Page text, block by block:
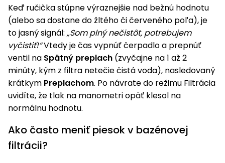
Keď ručička stúpne výraznejšie nad bežnú hodnotu
(alebo sa dostane do žltého či červeného poľa), je
to jasný signál: „Som plný nečistôt, potrebujem
vyčistiť!“Vtedy je čas vypnúť čerpadlo a prepnúť
ventil na Spätný preplach (zvyčajne na 1 až 2
minúty, kým z filtra netečie čistá voda), nasledovaný
krátkym Preplachom. Po návrate do režimu Filtrácia
uvidíte, že tlak na manometri opäť klesol na
normálnu hodnotu.
Ako často meniť piesok v bazénovej
filtrácii?